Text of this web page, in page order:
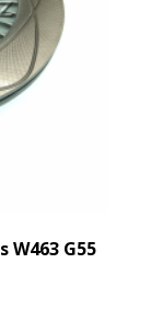
G55